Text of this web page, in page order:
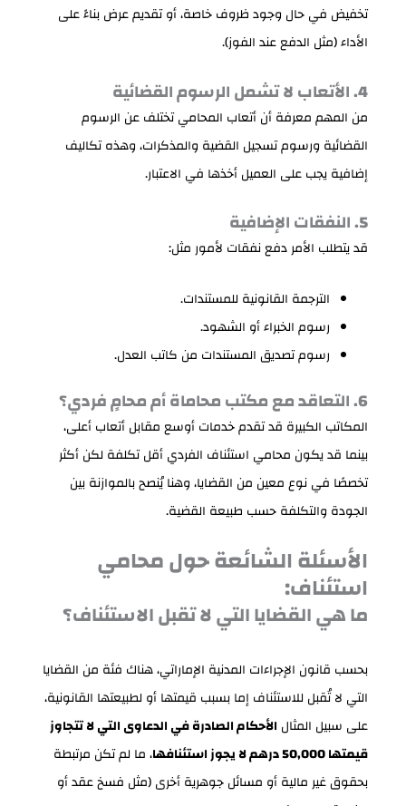
تخفيض في حال وجود ظروف خاصة، أو تقديم عرض بناءً على
الأداء (مثل الدفع عند الفوز).
4. الأتعاب لا تشمل الرسوم القضائية
من المهم معرفة أن أتعاب المحامي تختلف عن الرسوم
القضائية ورسوم تسجيل القضية والمذكرات، وهذه تكاليف
إضافية يجب على العميل أخذها في الاعتبار.
5. النفقات الإضافية
قد يتطلب الأمر دفع نفقات لأمور مثل:
الترجمة القانونية للمستندات.
رسوم الخبراء أو الشهود.
رسوم تصديق المستندات من كاتب العدل.
6. التعاقد مع مكتب محاماة أم محامٍ فردي؟
المكاتب الكبيرة قد تقدم خدمات أوسع مقابل أتعاب أعلى،
بينما قد يكون محامي استئناف الفردي أقل تكلفة لكن أكثر
تخصصًا في نوع معين من القضايا، وهنا يُنصح بالموازنة بين
الجودة والتكلفة حسب طبيعة القضية.
الأسئلة الشائعة حول محامي
استئناف:
ما هي القضايا التي لا تقبل الاستئناف؟
بحسب قانون الإجراءات المدنية الإماراتي، هناك فئة من القضايا
التي لا تُقبل للاستئناف إما بسبب قيمتها أو لطبيعتها القانونية،
على سبيل المثال الأحكام الصادرة في الدعاوى التي لا تتجاوز
قيمتها 50,000 درهم لا يجوز استئنافها
، ما لم تكن مرتبطة
بحقوق غير مالية أو مسائل جوهرية أخرى (مثل فسخ عقد أو